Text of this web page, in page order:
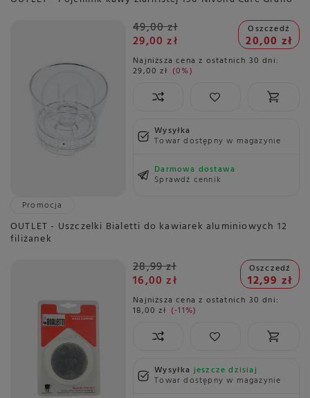
49,00 zł
29,00 zł
Oszczedź
20,00 zł
Najniższa cena z ostatnich 30 dni:
29,00 zł 0%
Wysyłka
Towar dostępny w magazynie
Darmowa dostawa
Sprawdź cennik
Promocja
OUTLET - Uszczelki Bialetti do kawiarek aluminiowych 12
filiżanek
28,99 zł
16,00 zł
Oszczedź
12,99 zł
Najniższa cena z ostatnich 30 dni:
18,00 zł -11%
Wysyłkajeszcze dzisiaj
Towar dostępny w magazynie